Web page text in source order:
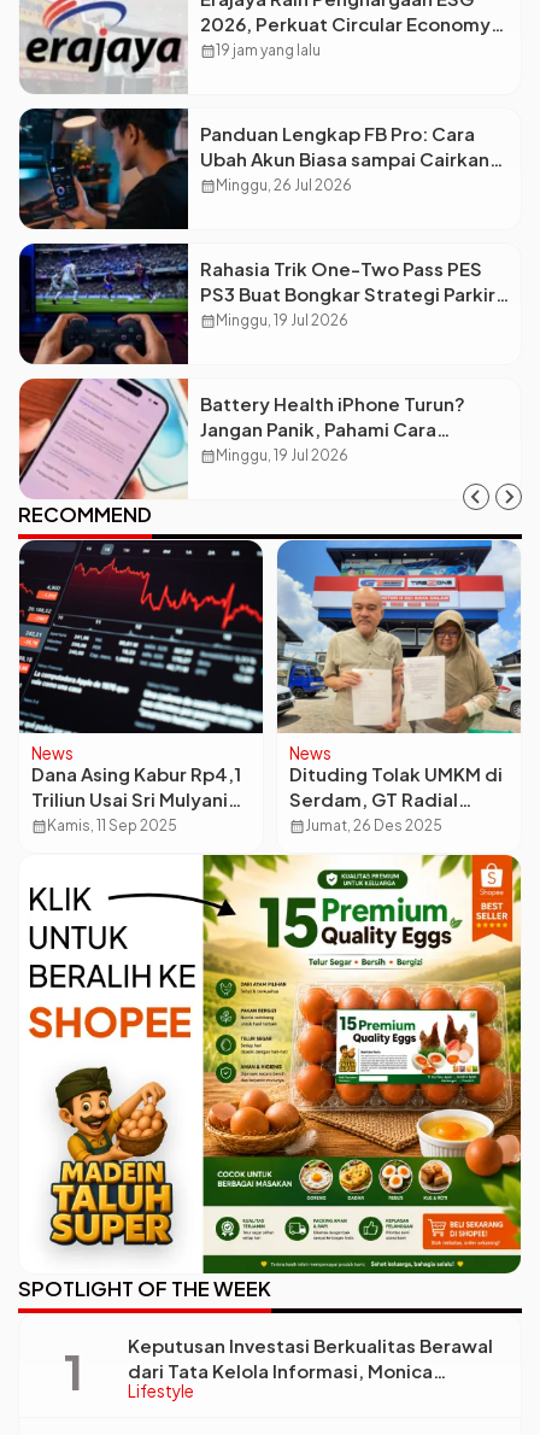
2026, Perkuat Circular Economy
Lewat Pengelolaan Limbah
calendar_month19 jam yang lalu
Panduan Lengkap FB Pro: Cara
Ubah Akun Biasa sampai Cairkan
Dolar ke Rekening
calendar_month Minggu, 26 Jul 2026
Rahasia Trik One-Two Pass PES
PS3 Buat Bongkar Strategi Parkir
Bus Lawan
calendar_month Minggu, 19 Jul 2026
Battery Health iPhone Turun?
Jangan Panik, Pahami Cara
Merawatnya Biar Awet!
calendar_month Minggu, 19 Jul 2026
RECOMMEND
News
Dana Asing Kabur Rp4,1
Triliun Usai Sri Mulyani
Lengser, Pasar Modal
calendar_month Kamis, 11 Sep 2025
News
Dituding Tolak UMKM di
Serdam, GT Radial
Angkat Bicara dan
Ungkap Kronologi
calendar_month Jumat, 26 Des 2025
SPOTLIGHT OF THE WEEK
Lifestyle
Keputusan Investasi Berkualitas Berawal
dari Tata Kelola Informasi, Monica
Triyadi: Bukan Sekadar Analisis